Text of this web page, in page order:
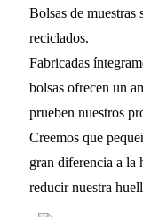
Bolsas de muestras
reciclados.
Fabricadas
bolsas ofrecen un
prueben nuestros
Creemos que
gran diferencia a la
reducir nuestra